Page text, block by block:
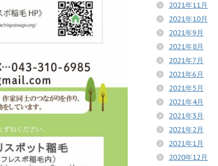
2021年11月
2021年10月
2021年9月
2021年8月
2021年7月
2021年6月
2021年5月
2021年4月
2021年3月
2021年2月
2021年1月
2020年12月